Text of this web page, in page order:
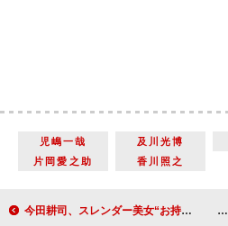
児嶋一哉 及川光博
片岡愛之助
香川照之
今田耕司、スレンダー美女“お持ち帰り”報道に言及 「文春砲はびっくりするぐらい合ってる」